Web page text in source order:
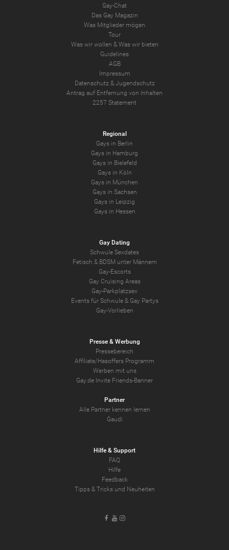
Gay-Chat
Das Gay Magazin
Was Mitglieder mögen
Tour
Was wir wollen & Was wir bieten
Guidelines
AGB
Impressum
Datenschutz & Jugendschutz
Antrag auf Entfernung von Inhalten
2257 Statement
Regional
Gays in Berlin
Gays in Hamburg
Gays in Bielefeld
Gays in Köln
Gays in München
Gays in Sachsen
Gays in Leipzig
Gays in Hessen
Gay Dating
Schwule Sexdates
Fetisch & BDSM unter Männern
Gay-Escorts
Gay Cruising Areas
Gay-Parkplatzsex
Events für Schwule & Gay Partys
Gay-Vorlieben
Presse & Werbung
Pressebereich
Affiliate/Hasoffers Programm
Werben mit uns
Gay.de Invite Friends-Banner
Partner
Alle Partner kennen lernen
Gaudi
Hilfe & Support
FAQ
Hilfe
Feedback
Tipps & Tricks und Neuheiten
Facebook
YoutubeInstagram